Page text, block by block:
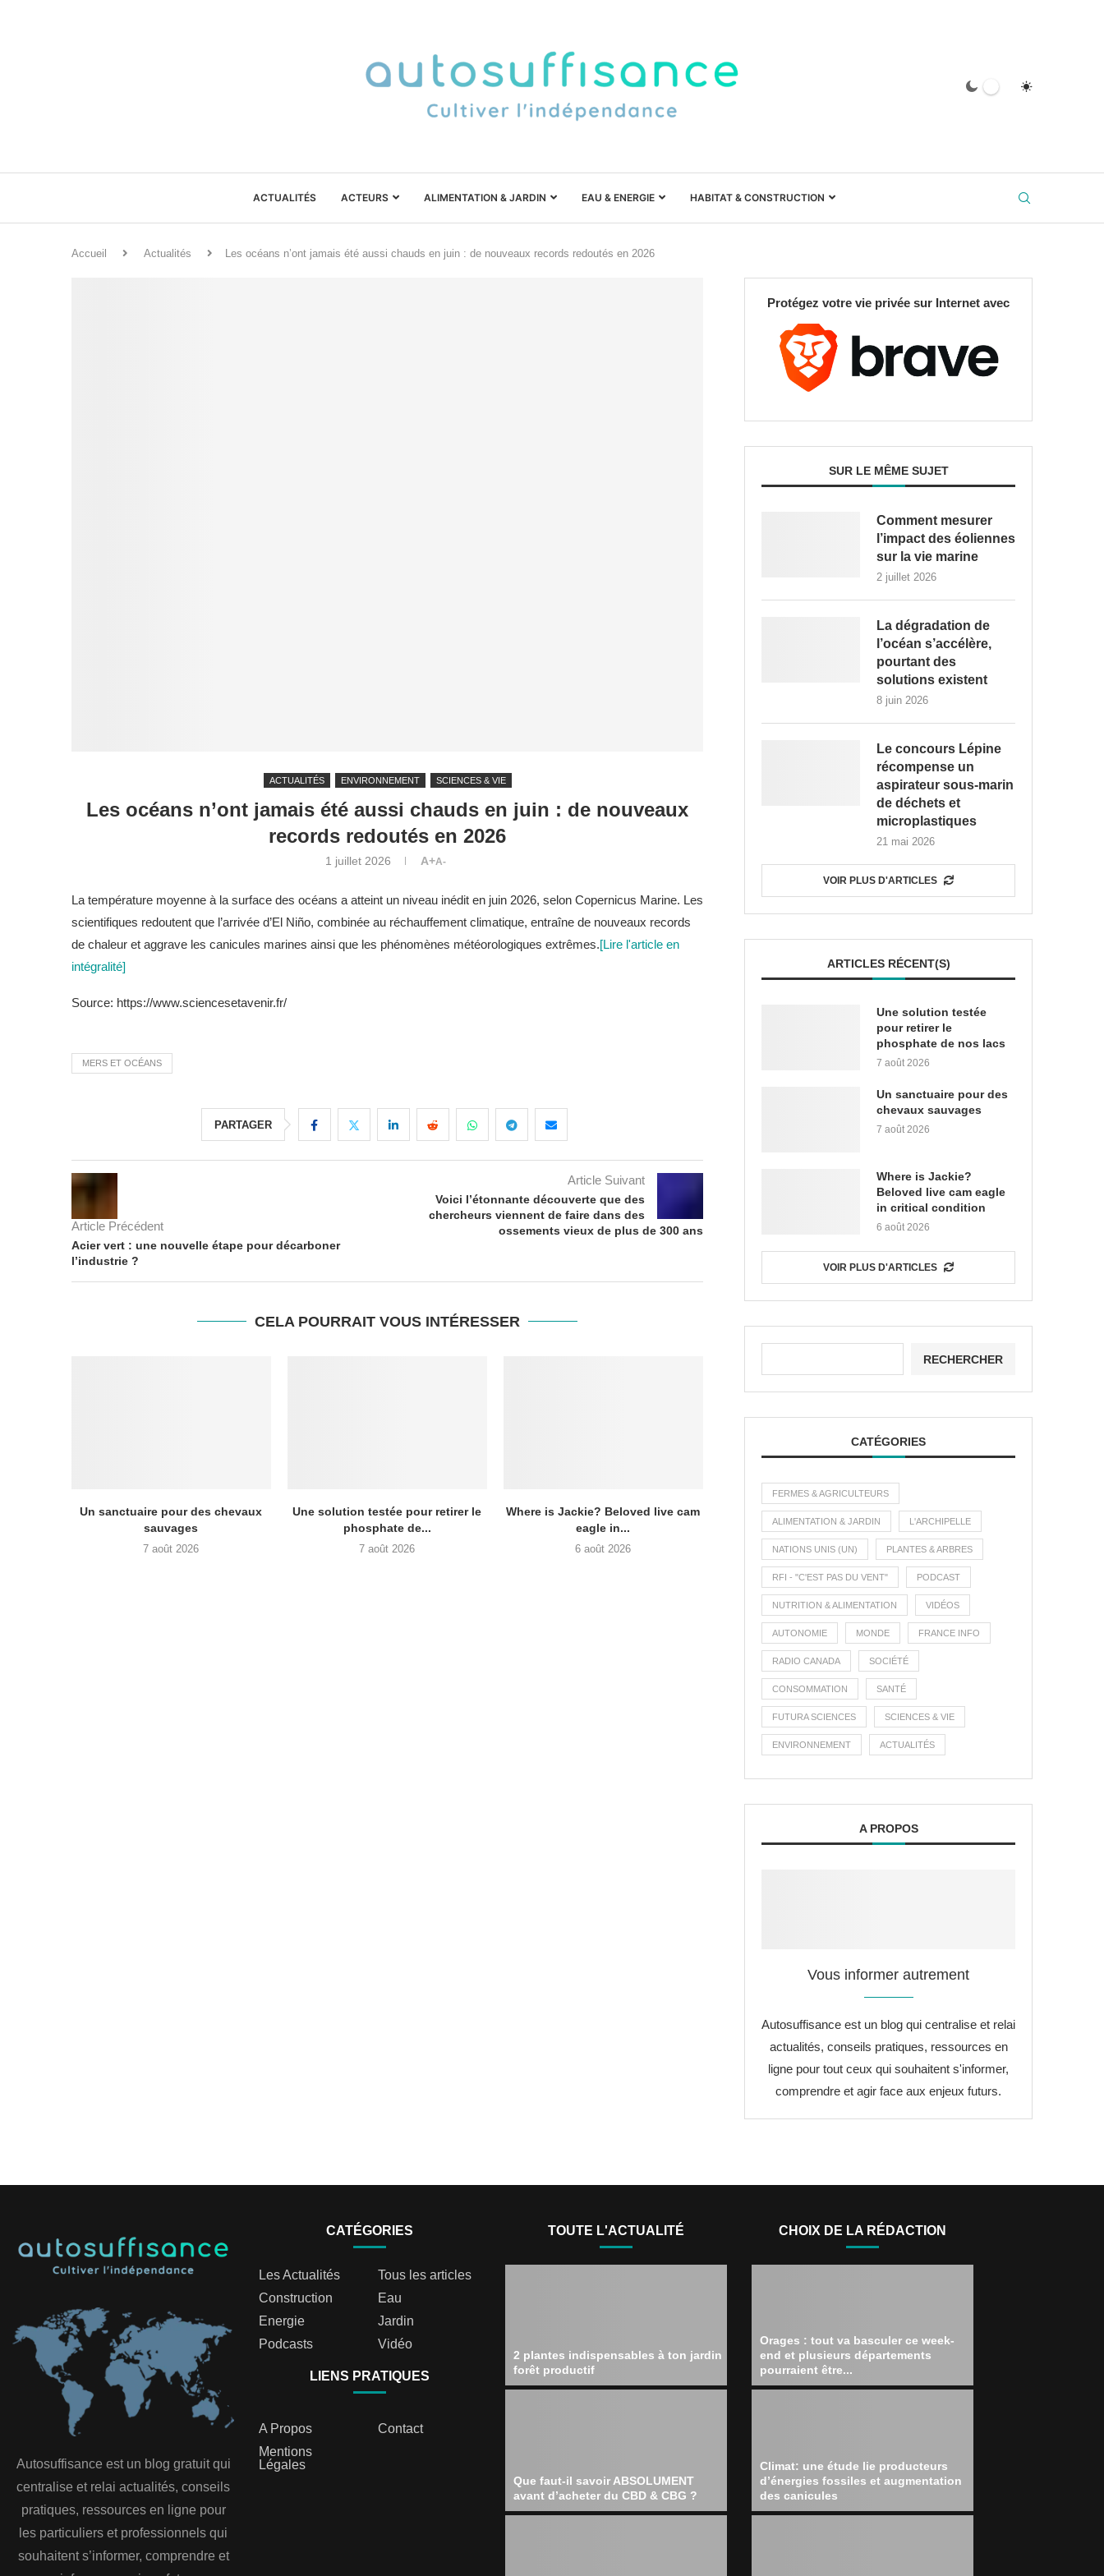
ACTUALITÉS ACTEURS ALIMENTATION & JARDIN EAU & ENERGIE HABITAT & CONSTRUCTION
Accueil Actualités Les océans n’ont jamais été aussi chauds en juin : de nouveaux records redoutés en 2026
ACTUALITÉS ENVIRONNEMENT SCIENCES & VIE
Les océans n’ont jamais été aussi chauds en juin : de nouveaux
records redoutés en 2026
1 juillet 2026 A+A-
La température moyenne à la surface des océans a atteint un niveau inédit en juin 2026, selon Copernicus Marine. Les
scientifiques redoutent que l’arrivée d’El Niño, combinée au réchauffement climatique, entraîne de nouveaux records
de chaleur et aggrave les canicules marines ainsi que les phénomènes météorologiques extrêmes.[Lire l'article en
intégralité]
Source: https://www.sciencesetavenir.fr/
MERS ET OCÉANS
PARTAGER
Article Précédent
Acier vert : une nouvelle étape pour décarboner
l’industrie ?
Article Suivant
Voici l’étonnante découverte que des
chercheurs viennent de faire dans des
ossements vieux de plus de 300 ans
CELA POURRAIT VOUS INTÉRESSER
Un sanctuaire pour des chevaux
sauvages
7 août 2026
Une solution testée pour retirer le
phosphate de...
7 août 2026
Where is Jackie? Beloved live cam
eagle in...
6 août 2026
Protégez votre vie privée sur Internet avec
SUR LE MÊME SUJET
Comment mesurer
l’impact des éoliennes
sur la vie marine
2 juillet 2026
La dégradation de
l’océan s’accélère,
pourtant des
solutions existent
8 juin 2026
Le concours Lépine
récompense un
aspirateur sous-marin
de déchets et
microplastiques
21 mai 2026
VOIR PLUS D'ARTICLES
ARTICLES RÉCENT(S)
Une solution testée
pour retirer le
phosphate de nos lacs
7 août 2026
Un sanctuaire pour des
chevaux sauvages
7 août 2026
Where is Jackie?
Beloved live cam eagle
in critical condition
6 août 2026
VOIR PLUS D'ARTICLES
RECHERCHER
CATÉGORIES
FERMES & AGRICULTEURS
ALIMENTATION & JARDIN L'ARCHIPELLE
NATIONS UNIS (UN) PLANTES & ARBRES
RFI - "C'EST PAS DU VENT" PODCAST
NUTRITION & ALIMENTATION VIDÉOS
AUTONOMIE MONDE FRANCE INFO
RADIO CANADA SOCIÉTÉ
CONSOMMATION SANTÉ
FUTURA SCIENCES SCIENCES & VIE
ENVIRONNEMENT ACTUALITÉS
A PROPOS
Vous informer autrement
Autosuffisance est un blog qui centralise et relai
actualités, conseils pratiques, ressources en
ligne pour tout ceux qui souhaitent s'informer,
comprendre et agir face aux enjeux futurs.
Autosuffisance est un blog gratuit qui
centralise et relai actualités, conseils
pratiques, ressources en ligne pour
les particuliers et professionnels qui
souhaitent s’informer, comprendre et
CATÉGORIES
Les Actualités
Tous les articles
Construction
Eau
Energie
Jardin
Podcasts
Vidéo
LIENS PRATIQUES
A Propos
Contact
Mentions
Légales
TOUTE L'ACTUALITÉ
2 plantes indispensables à ton jardin
forêt productif
Que faut-il savoir ABSOLUMENT
avant d’acheter du CBD & CBG ?
CHOIX DE LA RÉDACTION
Orages : tout va basculer ce week-
end et plusieurs départements
pourraient être...
Climat: une étude lie producteurs
d’énergies fossiles et augmentation
des canicules